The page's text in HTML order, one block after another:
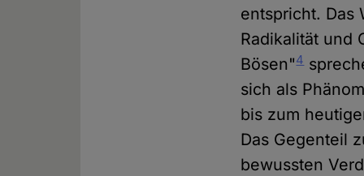
entspricht. Das
Radikalität und
Bösen"4
sich als
bis zum
Das Gegenteil
bewussten